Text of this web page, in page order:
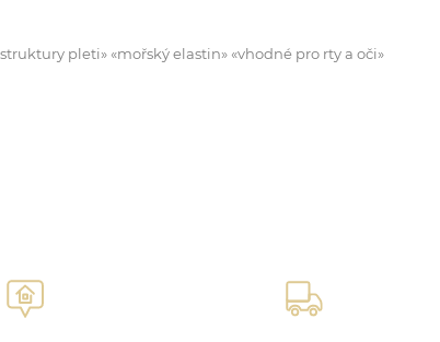
pleti» «mořský elastin» «vhodné pro rty a oči»